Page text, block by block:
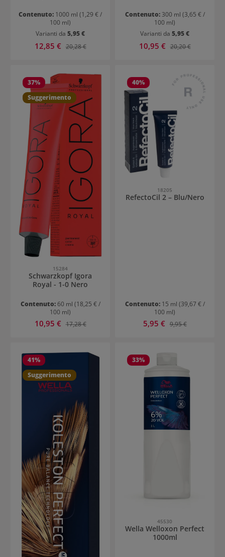
Contenuto: 1000 ml (1,29 € /
100 ml)
Varianti da 5,95 €
Prezzo di vendita:
12,85 € Prezzo normale:
20,28 €
Contenuto: 300 ml (3,65 € /
100 ml)
Varianti da 5,95 €
Prezzo di vendita:
10,95 € Prezzo normale:
20,20 €
37%
Suggerimento
15284
Schwarzkopf Igora
Royal - 1-0 Nero
Contenuto: 60 ml (18,25 € /
100 ml)
Prezzo di vendita:
10,95 € Prezzo normale:
17,28 €
40%
18205
RefectoCil 2 – Blu/Nero
Contenuto: 15 ml (39,67 € /
100 ml)
Prezzo di vendita:
5,95 € Prezzo normale:
9,95 €
41%
Suggerimento
33%
45530
Wella Welloxon Perfect
1000ml